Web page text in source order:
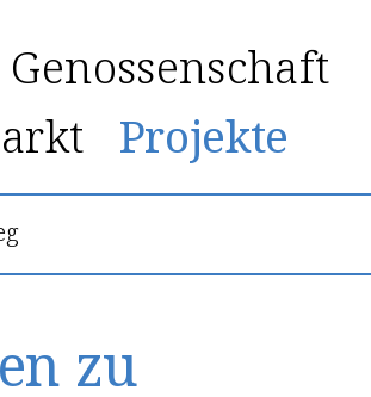
Genossenschaft
Projekte
zu